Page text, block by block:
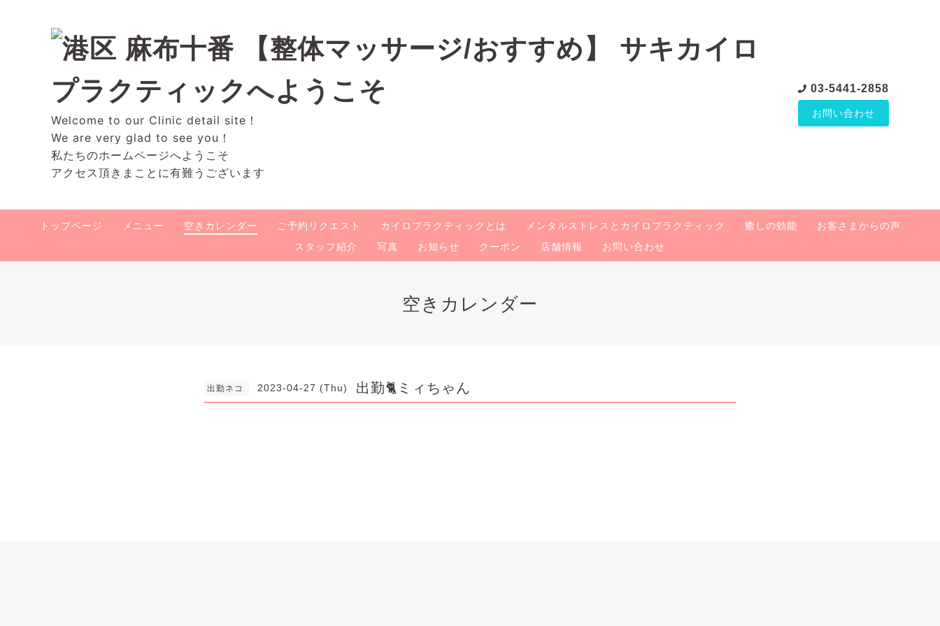
Welcome to our Clinic detail site！
We are very glad to see you！
私たちのホームページへようこそ
アクセス頂きまことに有難うございます
03-5441-2858
お問い合わせ
トップページ メニュー 空きカレンダー ご予約リクエスト カイロプラクティックとは メンタルストレスとカイロプラクティック 癒しの効能
お客さまからの声
スタッフ紹介
写真 お知らせ クーポン 店舗情報 お問い合わせ
空きカレンダー
出勤ネコ 2023-04-27 (Thu) 出勤🐈ミィちゃん